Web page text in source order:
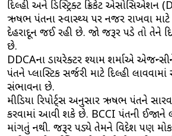
દિલ્હી અને ડિસ્ટ્રિક્ટ ક્રિકેટ એસોસિએશન
ઋષભ પંતના સ્વાસ્થ્ય પર નજર રાખવા
દેહરાદૂન જઈ રહી છે. જાે જરૂર પડે તો તેને
છે.
DDCAના ડાયરેક્ટર શ્યામ શર્માએ
પંતને પ્લાસ્ટિક સર્જરી માટે દિલ્હી
સંભાવના છે.
મીડિયા રિપોર્ટ્‌સ અનુસાર ઋષભ પંતને
કરવામાં આવી શકે છે. BCCI પંતની ઈજાને
માંગતું નથી. જરૂર પડ્યે તેમને વિદેશ પણ